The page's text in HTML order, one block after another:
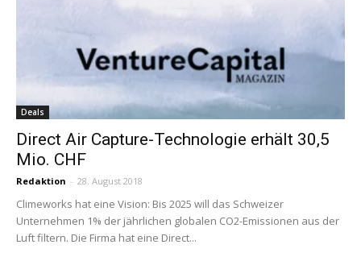
Deals
Direct Air Capture-Technologie erhält 30,5
Mio. CHF
Redaktion - 28. August 2018
Climeworks hat eine Vision: Bis 2025 will das Schweizer
Unternehmen 1% der jährlichen globalen CO2-Emissionen aus der
Luft filtern. Die Firma hat eine Direct...